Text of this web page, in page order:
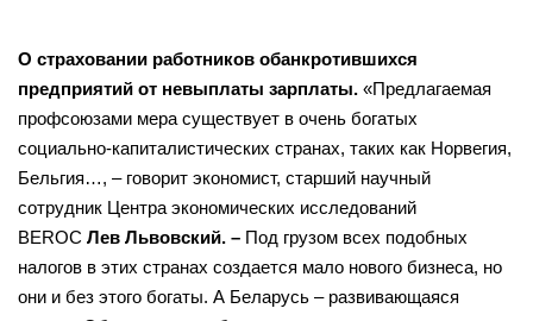
О страховании работников обанкротившихся
предприятий от невыплаты зарплаты. «Предлагаемая
профсоюзами мера существует в очень богатых
социально-капиталистических странах, таких как Норвегия,
Бельгия…, – говорит экономист, старший научный
сотрудник Центра экономических исследований
BEROC Лев Львовский. – Под грузом всех подобных
налогов в этих странах создается мало нового бизнеса, но
они и без этого богаты. А Беларусь – развивающаяся